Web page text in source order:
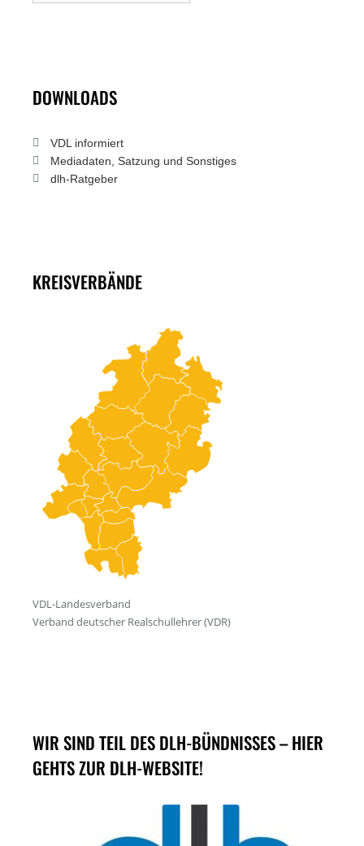
DOWNLOADS
VDL informiert
Mediadaten, Satzung und Sonstiges
dlh-Ratgeber
KREISVERBÄNDE
WIR SIND TEIL DES DLH-BÜNDNISSES – HIER
GEHTS ZUR DLH-WEBSITE!